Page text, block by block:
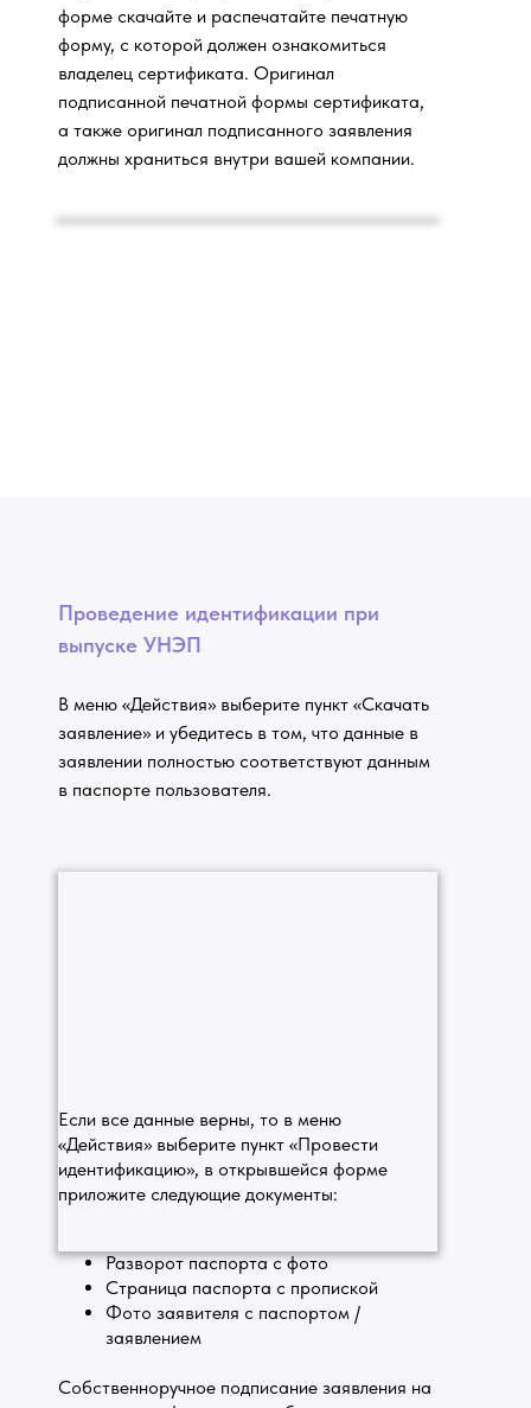
форме скачайте и распечатайте печатную
форму, с которой должен ознакомиться
владелец сертификата. Оригинал
подписанной печатной формы сертификата,
а также оригинал подписанного заявления
должны храниться внутри вашей компании.
Проведение идентификации при
выпуске УНЭП
В меню «Действия» выберите пункт «Скачать
заявление» и убедитесь в том, что данные в
заявлении полностью соответствуют данным
в паспорте пользователя.
Если все данные верны, то в меню
«Действия» выберите пункт «Провести
идентификацию», в открывшейся форме
приложите следующие документы:
Разворот паспорта с фото
Страница паспорта с пропиской
Фото заявителя с паспортом /
заявлением
Собственноручное подписание заявления на